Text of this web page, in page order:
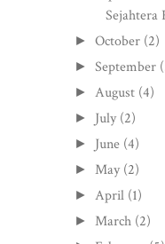
Sejahtera
►October (2)
►September
► August (4)
► July (2)
► June (4)
► May (2)
► April (1)
► March (2)